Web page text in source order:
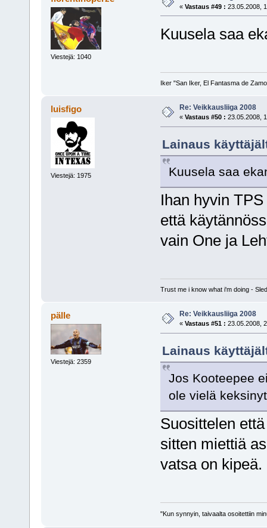
Viestejä: 1040
« Vastaus #49 : 23.05.2008,
Kuusela saa
Iker "San Iker, El Fantasma de
luisfigo
Viestejä: 1975
Re: Veikkausliiga 2008
« Vastaus #50 : 23.05.2008,
Lainaus
Kuusela saa
Ihan hyvin
että
vain One ja
Trust me i know what i'm doing -
pälle
Viestejä: 2359
Re: Veikkausliiga 2008
« Vastaus #51 : 23.05.2008,
Lainaus
Jos Kooteepee
ole vielä
Suosittelen
sitten miettiä
vatsa on kipeä.
"Kun synnyin, taivaalta osoitettiin